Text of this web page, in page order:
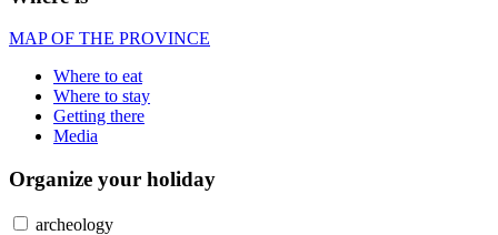
MAP OF THE PROVINCE
Where to eat
Where to stay
Getting there
Media
Organize your holiday
archeology